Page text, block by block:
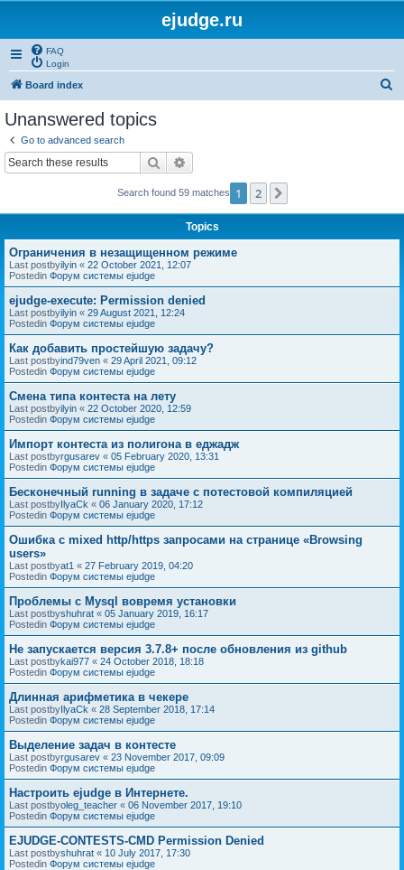
ejudge.ru
FAQ
Login
Board index
Unanswered topics
Go to advanced search
Search
Search found 59 matches 1 2
Topics
Ограничения в незащищенном режиме
Last postbyilyin « 22 October 2021, 12:07
Postedin Форум системы ejudge
ejudge-execute: Permission denied
Last postbyilyin « 29 August 2021, 12:24
Postedin Форум системы ejudge
Как добавить простейшую задачу?
Last postbyind79ven « 29 April 2021, 09:12
Postedin Форум системы ejudge
Смена типа контеста на лету
Last postbyilyin « 22 October 2020, 12:59
Postedin Форум системы ejudge
Импорт контеста из полигона в еджадж
Last postbyrgusarev « 05 February 2020, 13:31
Postedin Форум системы ejudge
Бесконечный running в задаче с потестовой компиляцией
Last postbyIlyaCk « 06 January 2020, 17:12
Postedin Форум системы ejudge
Ошибка с mixed http/https запросами на странице «Browsing
users»
Last postbyat1 « 27 February 2019, 04:20
Postedin Форум системы ejudge
Проблемы с Mysql вовремя установки
Last postbyshuhrat « 05 January 2019, 16:17
Postedin Форум системы ejudge
Не запускается версия 3.7.8+ после обновления из github
Last postbykai977 « 24 October 2018, 18:18
Postedin Форум системы ejudge
Длинная арифметика в чекере
Last postbyIlyaCk « 28 September 2018, 17:14
Postedin Форум системы ejudge
Выделение задач в контесте
Last postbyrgusarev « 23 November 2017, 09:09
Postedin Форум системы ejudge
Настроить ejudge в Интернете.
Last postbyoleg_teacher « 06 November 2017, 19:10
Postedin Форум системы ejudge
EJUDGE-CONTESTS-CMD Permission Denied
Last postbyshuhrat « 10 July 2017, 17:30
Postedin Форум системы ejudge